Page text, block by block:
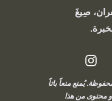
صِيغَ
يُمنع منعاً باتاً
محتوى من هذا